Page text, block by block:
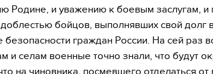
Родине, и уважению к боевым заслугам,
бойцов, выполнявших свой долг
безопасности граждан России. На сей раз
и селам военные точно знали, что будут
на чиновника, посмевшего отделаться от